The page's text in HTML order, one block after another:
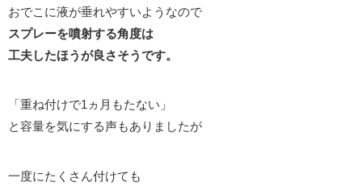
おでこに液が垂れやすいようなので
スプレーを噴射する角度は
工夫したほうが良さそうです。
「重ね付けで1ヵ月もたない」
と容量を気にする声もありましたが
一度にたくさん付けても